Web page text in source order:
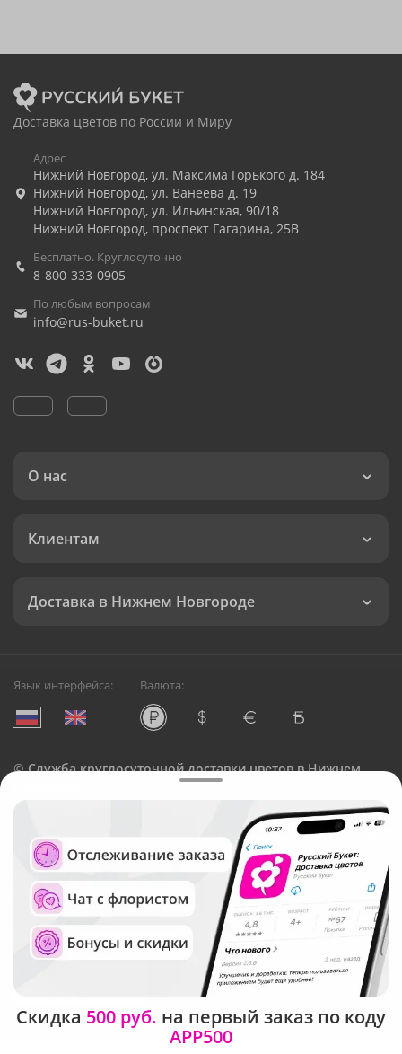
Доставка цветов по России и Миру
Адрес
Нижний Новгород, ул. Максима Горького д. 184
Нижний Новгород, ул. Ванеева д. 19
Нижний Новгород, ул. Ильинская, 90/18
Нижний Новгород, проспект Гагарина, 25В
Бесплатно. Круглосуточно
8-800-333-0905
По любым вопросам
info@rus-buket.ru
О нас
Клиентам
Доставка в Нижнем Новгороде
Язык интерфейса: Валюта:
©Служба круглосуточной доставки цветов в Нижнем
Русский Букет, 2026
Общество с ограниченной ответственностью «Технология»
ОГРН: 1195476081745, ИНН: 5410081997
Юридический адрес: г. Новосибирск, ул. Ипподромская,
д.42, оф. 3
Рейтинг Русского букета в г. Нижний Новгород
Скидка 500 руб. на первый заказ по коду
APP500